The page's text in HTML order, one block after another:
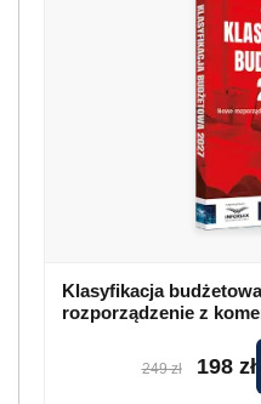
Klasyfikacja
rozporządzenie z
249 zł 198 zł